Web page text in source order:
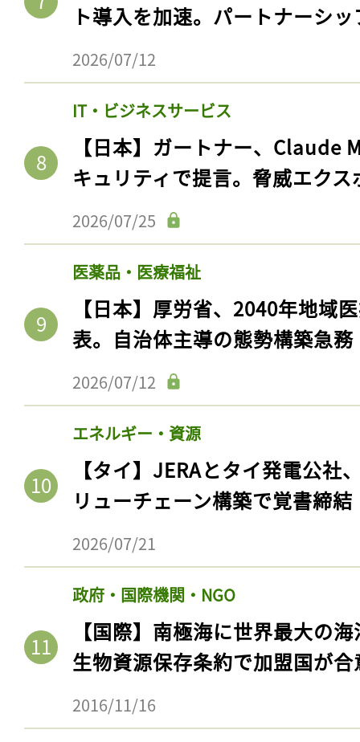
ト導入を加速。パートナーシ
2026/07/12
IT・ビジネスサービス
【日本】ガートナー、Claude
キュリティで提言。脅威エク
2026/07/25
医薬品・医療福祉
【日本】厚労省、2040年地域
表。自治体主導の態勢構築急務
2026/07/12
エネルギー・資源
【タイ】JERAとタイ発電公社
リューチェーン構築で覚書締結
2026/07/21
政府・国際機関・NGO
【国際】南極海に世界最大の
生物資源保存条約で加盟国が合
2016/11/16
記事をお気に入りに
ログインが必
会員登録